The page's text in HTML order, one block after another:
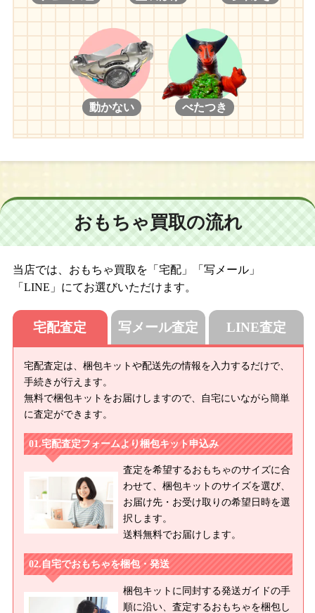
動かない べたつき
おもちゃ買取の流れ
当店では、おもちゃ買取を「宅配」「写メール」
「LINE」にてお選びいただけます。
宅配査定
宅配査定は、梱包キットや配送先の情報を入力するだけで、
手続きが行えます。
無料で梱包キットをお届けしますので、自宅にいながら簡単
に査定ができます。
宅配査定フォームより梱包キット申込み
査定を希望するおもちゃのサイズに合
わせて、梱包キットのサイズを選び、
お届け先・お受け取りの希望日時を選
択します。
送料無料でお届けします。
自宅でおもちゃを梱包・発送
梱包キットに同封する発送ガイドの手
順に沿い、査定するおもちゃを梱包し
写メール査定 LINE査定